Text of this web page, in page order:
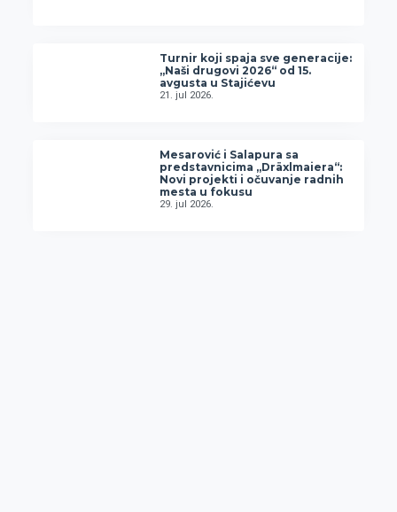
Turnir koji spaja sve generacije:
„Naši drugovi 2026“ od 15.
avgusta u Stajićevu
21. jul 2026.
Mesarović i Salapura sa
predstavnicima „Dräxlmaiera“:
Novi projekti i očuvanje radnih
mesta u fokusu
29. jul 2026.